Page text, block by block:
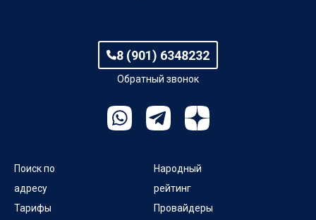
пер Песчаный 2-й
пер Розы Люксембург
8 (901) 6348232
Обратный звонок
Поиск по
адресу
Тарифы
Народный
рейтинг
Провайдеры